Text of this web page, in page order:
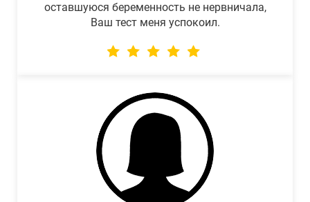
оставшуюся беременность не нервничала,
Ваш тест меня успокоил.